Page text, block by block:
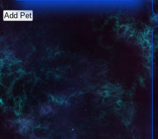
Add Pet